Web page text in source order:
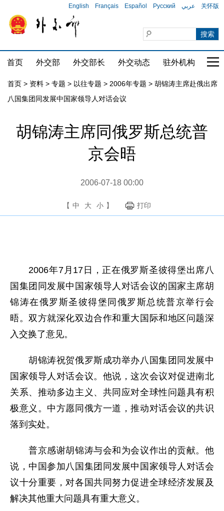
English Français Español Русский عربي 关怀版
首页 外交部 外交部长 外交动态 驻外机构 国
首页 > 资料 > 专题 > 以往专题 > 2006年专题 > 胡锦涛主席赴俄出席
八国集团同发展中国家领导人对话会议
胡锦涛主席同俄罗斯总统普
京会晤
2006-07-18 00:00
【 中 大 小 】 打印
2006年7月17日，正在俄罗斯圣彼得堡出席八
国集团同发展中国家领导人对话会议的国家主席胡
锦涛在俄罗斯圣彼得堡同俄罗斯总统普京举行会
晤。双方就深化双边合作和重大国际和地区问题深
入交换了意见。
胡锦涛祝贺俄罗斯成功举办八国集团同发展中
国家领导人对话会议。他说，这次会议对促进南北
关系、推动多边主义、共同应对全球性问题具有积
极意义。中方愿同俄方一道，推动对话会议的共识
落到实处。
普京感谢胡锦涛与会和为会议作出的贡献。他
说，中国参加八国集团同发展中国家领导人对话会
议十分重要，对各国共同努力促进全球经济发展及
解决其他重大问题具有重大意义。